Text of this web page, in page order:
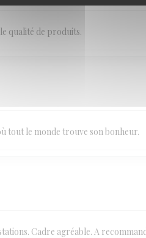
qualité de produits.
tout le monde trouve son bonheur.
Cadre agréable. A